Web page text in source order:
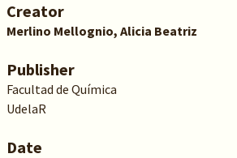
Creator
Merlino Mellognio, Alicia Beatriz
Publisher
Facultad de Química
UdelaR
Date